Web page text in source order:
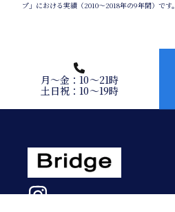
プ」における実績（2010～2018年の9年間）です。
月～金：10～21時
土日祝：10～19時